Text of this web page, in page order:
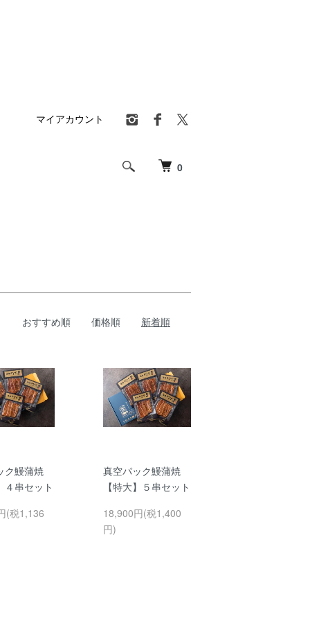
0
マイアカウント
おすすめ順 価格順 新着順
ク鰻蒲焼
４串セット
(税1,136
真空パック鰻蒲焼
【特大】５串セット
18,900円(税1,400
円)